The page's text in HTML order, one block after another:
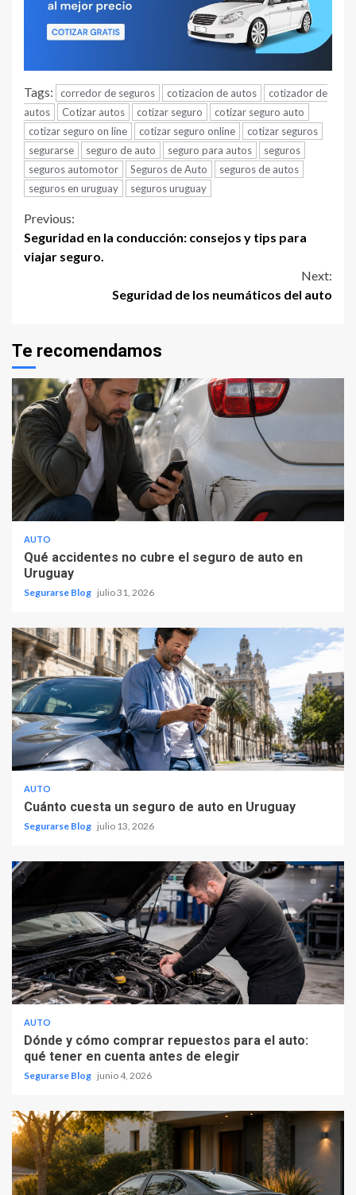
Tags: corredor de seguros cotizacion de autos
cotizador de
autos
Cotizar autos cotizar seguro
cotizar seguro auto
cotizar seguro on line
cotizar seguro online
cotizar seguros
segurarse
seguro de auto seguro para autos
seguros
seguros automotor
Seguros de Auto
seguros de autos
seguros en uruguay
seguros uruguay
Continue
Reading
Previous:
Seguridad en la conducción: consejos y tips para
viajar seguro.
Next:
Seguridad de los neumáticos del auto
Te recomendamos
AUTO
Qué accidentes no cubre el seguro de auto en
Uruguay
Segurarse Blog julio 31, 2026
AUTO
Cuánto cuesta un seguro de auto en Uruguay
Segurarse Blog julio 13, 2026
AUTO
Dónde y cómo comprar repuestos para el auto:
qué tener en cuenta antes de elegir
Segurarse Blog junio 4, 2026